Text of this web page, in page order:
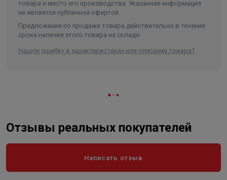
товара и место его производства. Указанная информация
не является публичной офертой.
Предложение по продаже товара действительно в течение
срока наличия этого товара на складе.
Нашли ошибку в характеристиках или описании товара?
Отзывы реальных покупателей
Написать отзыв